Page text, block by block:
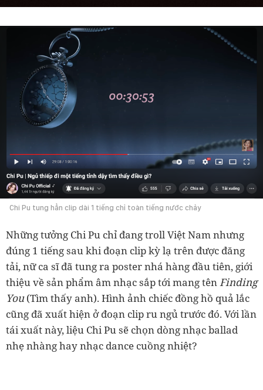
Chi Pu tung hẳn clip dài 1 tiếng chỉ toàn tiếng nước chảy
Những tưởng Chi Pu chỉ đang troll Việt Nam nhưng
đúng 1 tiếng sau khi đoạn clip kỳ lạ trên được đăng
tải, nữ ca sĩ đã tung ra poster nhá hàng đầu tiên, giới
thiệu về sản phẩm âm nhạc sắp tới mang tênFinding
You(Tìm thấy anh). Hình ảnh chiếc đồng hồ quả lắc
cũng đã xuất hiện ở đoạn clip ru ngủ trước đó. Với lần
tái xuất này, liệu Chi Pu sẽ chọn dòng nhạc ballad
nhẹ nhàng hay nhạc dance cuồng nhiệt?